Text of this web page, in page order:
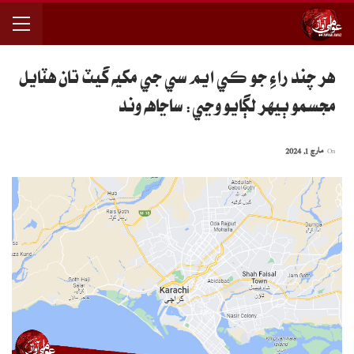
هر چند راءِ جو ڪي ايم سي جي مکيه گيٽ تان هٽايل
مجسمو ٻيهر لڳايو وڃي: ساڃاهه وند
مارچ 1, 2024